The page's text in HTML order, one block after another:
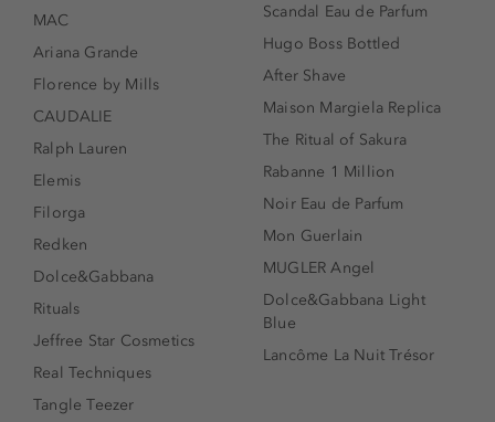
MAC
Ariana Grande
Florence by Mills
CAUDALIE
Ralph Lauren
Elemis
Filorga
Redken
Dolce&Gabbana
Rituals
Jeffree Star Cosmetics
Real Techniques
Tangle Teezer
Scandal Eau de Parfum
Hugo Boss Bottled
After Shave
Maison Margiela Replica
The Ritual of Sakura
Rabanne 1 Million
Noir Eau de Parfum
Mon Guerlain
MUGLER Angel
Dolce&Gabbana Light
Blue
Lancôme La Nuit Trésor